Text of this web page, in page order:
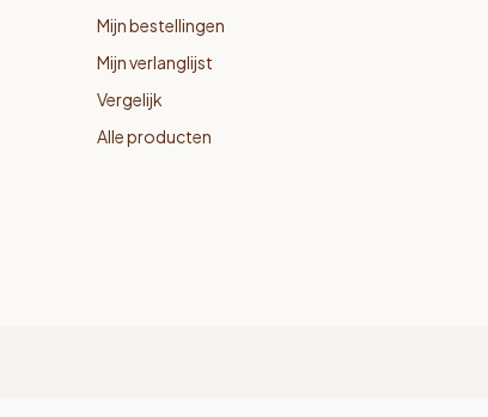
Mijn bestellingen
Mijn verlanglijst
Vergelijk
Alle producten